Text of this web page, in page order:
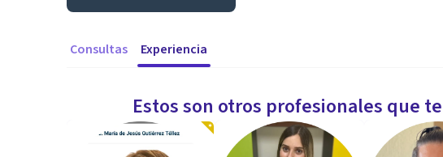
Consultas Experiencia
Estos son otros profesionales que